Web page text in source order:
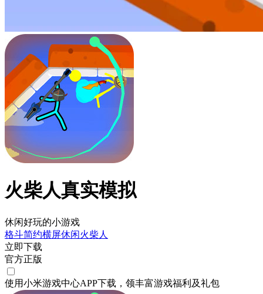
火柴人真实模拟
休闲好玩的小游戏
格斗简约横屏休闲火柴人
立即下载
官方正版
使用小米游戏中心APP下载 ，领丰富游戏福利 及礼包